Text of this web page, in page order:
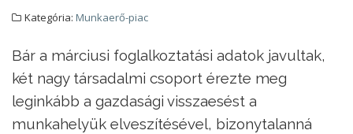
Kategória: Munkaerő-piac
Bár a márciusi foglalkoztatási adatok javultak,
két nagy társadalmi csoport érezte meg
leginkább a gazdasági visszaesést a
munkahelyük elveszítésével, bizonytalanná